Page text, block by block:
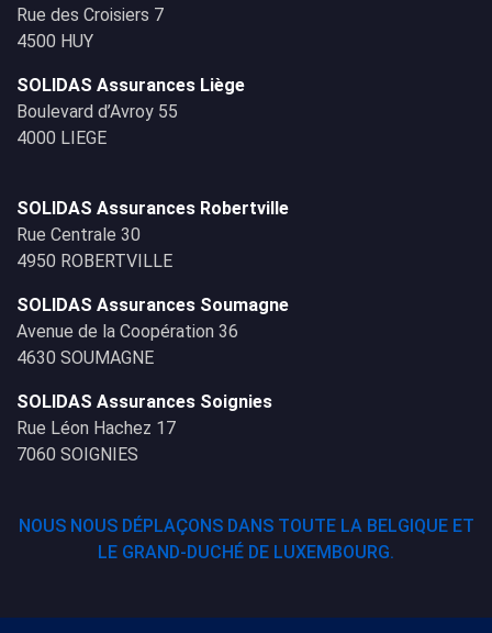
Rue des Croisiers 7
4500 HUY
SOLIDAS Assurances Liège
Boulevard d’Avroy 55
4000 LIEGE
SOLIDAS Assurances Robertville
Rue Centrale 30
4950 ROBERTVILLE
SOLIDAS Assurances Soumagne
Avenue de la Coopération 36
4630 SOUMAGNE
SOLIDAS Assurances Soignies
Rue Léon Hachez 17
7060 SOIGNIES
NOUS NOUS DÉPLAÇONS DANS TOUTE LA BELGIQUE ET
LE GRAND-DUCHÉ DE LUXEMBOURG.